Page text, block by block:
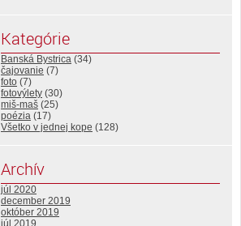
Kategórie
Banská Bystrica (34)
čajovanie (7)
foto (7)
fotovýlety (30)
miš-maš (25)
poézia (17)
Všetko v jednej kope (128)
Archív
júl 2020
december 2019
október 2019
júl 2019